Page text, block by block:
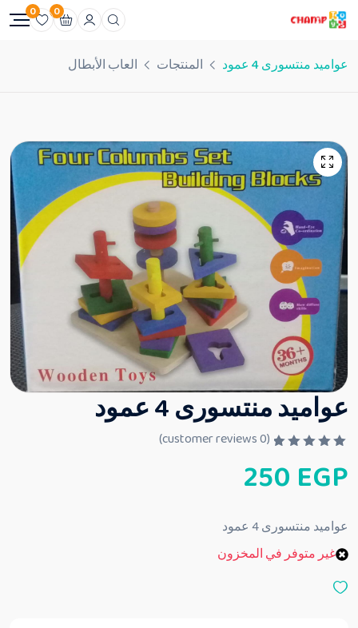
0
0
عواميد منتسورى 4 عمود المنتجات العاب الأبطال
عواميد منتسورى 4 عمود
م
ا
ي
م
ن
(
0
250 EGP
عواميد منتسورى 4 عمود
غير متوفر في المخزون